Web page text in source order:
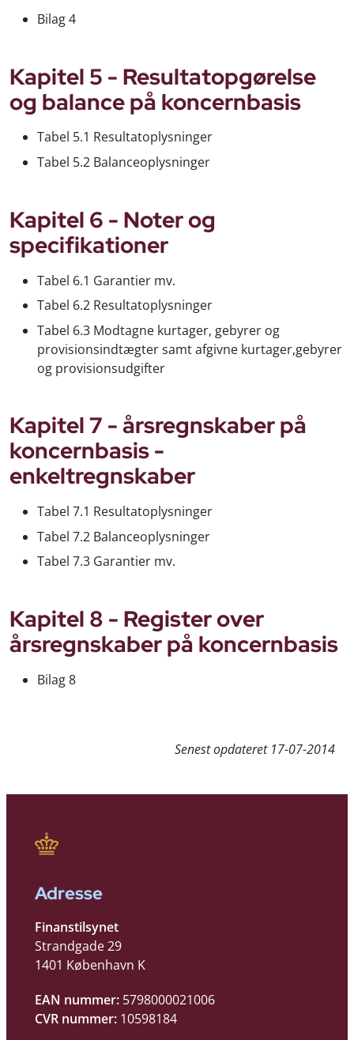
Bilag 4
Kapitel 5 - Resultatopgørelse
og balance på koncernbasis
Tabel 5.1 Resultatoplysninger
Tabel 5.2 Balanceoplysninger
Kapitel 6 - Noter og
specifikationer
Tabel 6.1 Garantier mv.
Tabel 6.2 Resultatoplysninger
Tabel 6.3 Modtagne kurtager, gebyrer og
provisionsindtægter samt afgivne kurtager,gebyrer
og provisionsudgifter
Kapitel 7 - årsregnskaber på
koncernbasis -
enkeltregnskaber
Tabel 7.1 Resultatoplysninger
Tabel 7.2 Balanceoplysninger
Tabel 7.3 Garantier mv.
Kapitel 8 - Register over
årsregnskaber på koncernbasis
Bilag 8
Senest opdateret 17-07-2014
Adresse
Finanstilsynet
Strandgade 29
1401 København K
EAN nummer: 5798000021006
CVR nummer: 10598184